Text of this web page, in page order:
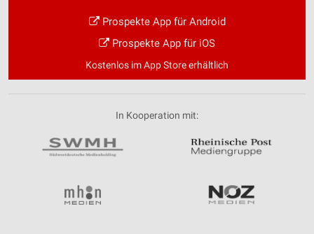
Prospekte App für Android
Prospekte App für iOS
Kostenlos im App Store erhältlich
In Kooperation mit: